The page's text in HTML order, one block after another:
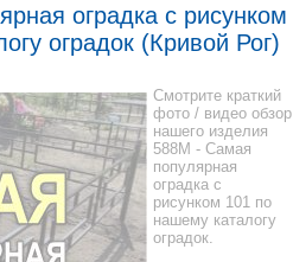
оградка с рисунком
оградок (Кривой Рог)
Смотрите краткий
фото / видео обзор
нашего изделия
588M - Самая
популярная
оградка с
рисунком 101 по
нашему каталогу
оградок.